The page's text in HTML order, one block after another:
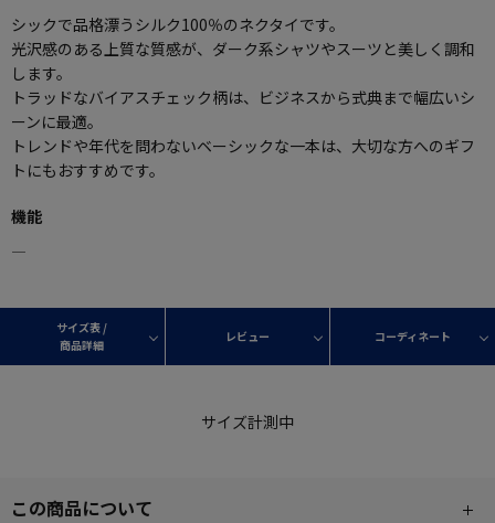
シックで品格漂うシルク100％のネクタイです。
光沢感のある上質な質感が、ダーク系シャツやスーツと美しく調和
します。
トラッドなバイアスチェック柄は、ビジネスから式典まで幅広いシ
ーンに最適。
トレンドや年代を問わないベーシックな一本は、大切な方へのギフ
トにもおすすめです。
機能
―
サイズ表 /
商品詳細
レビュー コーディネート
サイズ計測中
この商品について